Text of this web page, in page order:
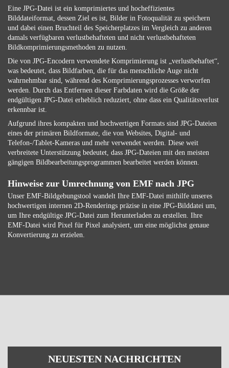
Eine JPG-Datei ist ein komprimiertes und hocheffizientes
Bilddateiformat, dessen Ziel es ist, Bilder in Fotoqualität zu speichern
und dabei einen Bruchteil des Speicherplatzes im Vergleich zu anderen
damals verfügbaren verlustbehafteten und nicht verlustbehafteten
Bildkomprimierungsmethoden zu nutzen.
Die von JPG-Encodern verwendete Komprimierung ist „verlustbehaftet“,
was bedeutet, dass Bildfarben, die für das menschliche Auge nicht
wahrnehmbar sind, während des Komprimierungsprozesses verworfen
werden. Durch das Entfernen dieser Farbdaten wird die Größe der
endgültigen JPG-Datei erheblich reduziert, ohne dass ein Qualitätsverlust
erkennbar ist.
Aufgrund ihres kompakten und hochwertigen Formats sind JPG-Dateien
eines der primären Bildformate, die von Websites, Digital- und
Telefon-/Tablet-Kameras und mehr verwendet werden. Diese weit
verbreitete Unterstützung bedeutet, dass JPG-Dateien mit den meisten
gängigen Bildbearbeitungsprogrammen bearbeitet werden können.
Hinweise zur Umrechnung von EMF nach JPG
Unser EMF-Bildgebungstool wandelt Ihre EMF-Datei mithilfe unseres
hochwertigen internen 2D-Renderings präzise in eine JPG-Bilddatei um,
um Ihre endgültige JPG-Datei zum Herunterladen zu erstellen. Ihre
EMF-Datei wird Pixel für Pixel analysiert, um eine möglichst genaue
Konvertierung zu erzielen.
NEUESTEN NACHRICHTEN